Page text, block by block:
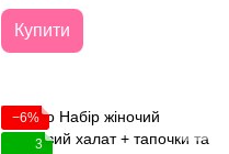
Купити
−6%
3